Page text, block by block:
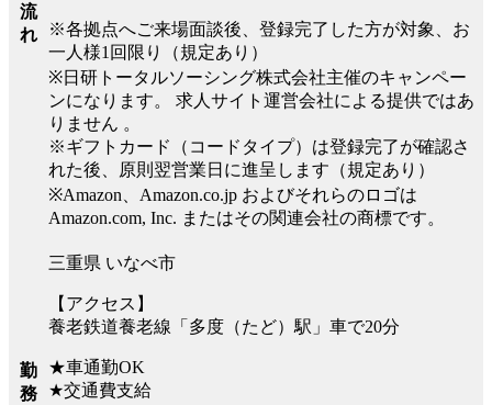
流
れ
※各拠点へご来場面談後、登録完了した方が対象、お
一人様1回限り（規定あり）
※日研トータルソーシング株式会社主催のキャンペー
ンになります。 求人サイト運営会社による提供ではあ
りません 。
※ギフトカード（コードタイプ）は登録完了が確認さ
れた後、原則翌営業日に進呈します（規定あり）
※Amazon、Amazon.co.jp およびそれらのロゴは
Amazon.com, Inc. またはその関連会社の商標です。
勤
務
三重県 いなべ市
【アクセス】
養老鉄道養老線「多度（たど）駅」車で20分
★車通勤OK
★交通費支給